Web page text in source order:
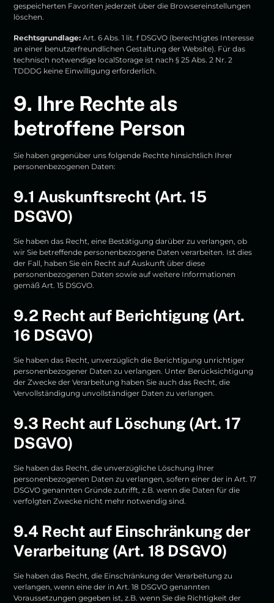
gespeicherten Favoriten jederzeit über die Browsereinstellungen
löschen.
Rechtsgrundlage: Art. 6 Abs. 1 lit. f DSGVO (berechtigtes Interesse
an einer benutzerfreundlichen Gestaltung der Website). Für das
technisch notwendige localStorage ist nach § 25 Abs. 2 Nr. 2
TDDDG keine Einwilligung erforderlich.
9. Ihre Rechte als
betroffene Person
Sie haben gegenüber uns folgende Rechte hinsichtlich Ihrer
personenbezogenen Daten:
9.1 Auskunftsrecht (Art. 15
DSGVO)
Sie haben das Recht, eine Bestätigung darüber zu verlangen, ob
wir Sie betreffende personenbezogene Daten verarbeiten. Ist dies
der Fall, haben Sie ein Recht auf Auskunft über diese
personenbezogenen Daten sowie auf weitere Informationen
gemäß Art. 15 DSGVO.
9.2 Recht auf Berichtigung (Art.
16 DSGVO)
Sie haben das Recht, unverzüglich die Berichtigung unrichtiger
personenbezogener Daten zu verlangen. Unter Berücksichtigung
der Zwecke der Verarbeitung haben Sie auch das Recht, die
Vervollständigung unvollständiger Daten zu verlangen.
9.3 Recht auf Löschung (Art. 17
DSGVO)
Sie haben das Recht, die unverzügliche Löschung Ihrer
personenbezogenen Daten zu verlangen, sofern einer der in Art. 17
DSGVO genannten Gründe zutrifft, z.B. wenn die Daten für die
verfolgten Zwecke nicht mehr notwendig sind.
9.4 Recht auf Einschränkung der
Verarbeitung (Art. 18 DSGVO)
Sie haben das Recht, die Einschränkung der Verarbeitung zu
verlangen, wenn eine der in Art. 18 DSGVO genannten
Voraussetzungen gegeben ist, z.B. wenn Sie die Richtigkeit der